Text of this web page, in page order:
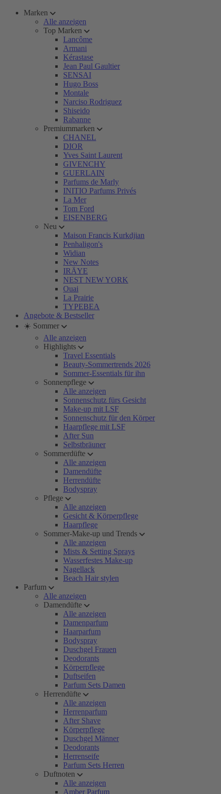
Marken
Alle anzeigen
Top Marken
Lancôme
Armani
Kérastase
Jean Paul Gaultier
SENSAI
Hugo Boss
Montale
Narciso Rodriguez
Shiseido
Rabanne
Premiummarken
CHANEL
DIOR
Yves Saint Laurent
GIVENCHY
GUERLAIN
Parfums de Marly
INITIO Parfums Privés
La Mer
Tom Ford
EISENBERG
Neu
Maison Francis Kurkdjian
Penhaligon's
Widian
New Notes
IRÄYE
NEST NEW YORK
Ouai
La Prairie
TYPEBEA
Angebote & Bestseller
☀️ Sommer
Alle anzeigen
Highlights
Travel Essentials
Beauty-Sommertrends 2026
Sommer-Essentials für ihn
Sonnenpflege
Alle anzeigen
Sonnenschutz fürs Gesicht
Make-up mit LSF
Sonnenschutz für den Körper
Haarpflege mit LSF
After Sun
Selbstbräuner
Sommerdüfte
Alle anzeigen
Damendüfte
Herrendüfte
Bodyspray
Pflege
Alle anzeigen
Gesicht & Körperpflege
Haarpflege
Sommer-Make-up und Trends
Alle anzeigen
Mists & Setting Sprays
Wasserfestes Make-up
Nagellack
Beach Hair stylen
Parfum
Alle anzeigen
Damendüfte
Alle anzeigen
Damenparfum
Haarparfum
Bodyspray
Duschgel Frauen
Deodorants
Körperpflege
Duftseifen
Parfum Sets Damen
Herrendüfte
Alle anzeigen
Herrenparfum
After Shave
Körperpflege
Duschgel Männer
Deodorants
Herrenseife
Parfum Sets Herren
Duftnoten
Alle anzeigen
Amber Parfum